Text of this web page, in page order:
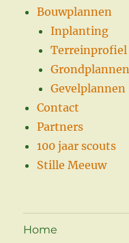
Bouwplannen
Inplanting
Terreinprofiel
Grondplannen
Gevelplannen
Contact
Partners
100 jaar scouts
Stille Meeuw
Home